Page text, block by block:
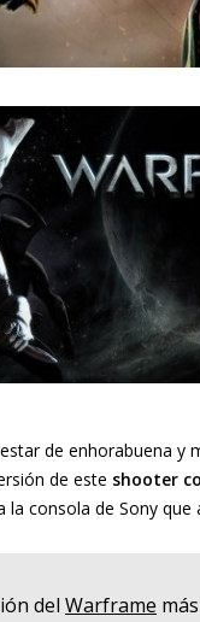
de enhorabuena y
de este shooter
consola de Sony que
del Warframe